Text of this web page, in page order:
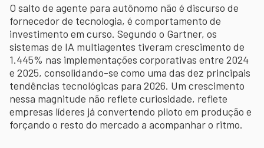
O salto de agente para autônomo não é discurso de
fornecedor de tecnologia, é comportamento de
investimento em curso. Segundo o Gartner, os
sistemas de IA multiagentes tiveram crescimento de
1.445% nas implementações corporativas entre 2024
e 2025, consolidando-se como uma das dez principais
tendências tecnológicas para 2026. Um crescimento
nessa magnitude não reflete curiosidade, reflete
empresas líderes já convertendo piloto em produção e
forçando o resto do mercado a acompanhar o ritmo.